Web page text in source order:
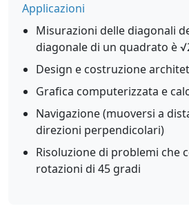
Applicazioni
Misurazioni delle diagonali
diagonale di un quadrato è
Design e costruzione
Grafica computerizzata e
Navigazione (muoversi a
direzioni perpendicolari)
Risoluzione di problemi che
rotazioni di 45 gradi